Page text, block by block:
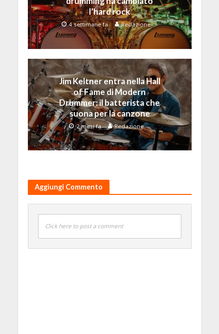
l’hard rock
4 settimane fa Redazione
Jim Keltner entra nella Hall
of Fame di Modern
Drummer: il batterista che
suona per la canzone
2 mesi fa Redazione
Aggiungi Commento
Click here to post a comment